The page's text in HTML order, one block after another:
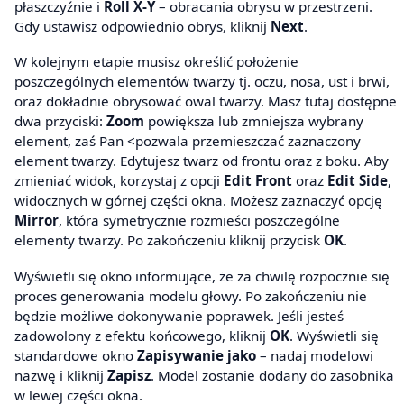
płaszczyźnie i Roll X-Y– obracania obrysu w przestrzeni.
Gdy ustawisz odpowiednio obrys, kliknij Next.
W kolejnym etapie musisz określić położenie
poszczególnych elementów twarzy tj. oczu, nosa, ust i brwi,
oraz dokładnie obrysować owal twarzy. Masz tutaj dostępne
dwa przyciski: Zoom powiększa lub zmniejsza wybrany
element, zaś Pan <pozwala przemieszczać zaznaczony
element twarzy. Edytujesz twarz od frontu oraz z boku. Aby
zmieniać widok, korzystaj z opcji Edit Front oraz Edit Side,
widocznych w górnej części okna. Możesz zaznaczyć opcję
Mirror, która symetrycznie rozmieści poszczególne
elementy twarzy. Po zakończeniu kliknij przycisk OK.
Wyświetli się okno informujące, że za chwilę rozpocznie się
proces generowania modelu głowy. Po zakończeniu nie
będzie możliwe dokonywanie poprawek. Jeśli jesteś
zadowolony z efektu końcowego, kliknij OK. Wyświetli się
standardowe okno Zapisywanie jako – nadaj modelowi
nazwę i kliknij Zapisz. Model zostanie dodany do zasobnika
w lewej części okna.